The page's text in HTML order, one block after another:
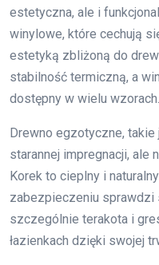
estetyczna, ale i
winylowe, które cechują
estetyką zbliżoną do
stabilność termiczną, a
dostępny w wielu wzorach.
Drewno egzotyczne, takie
starannej impregnacji, ale
Korek to cieplny i
zabezpieczeniu sprawdzi
szczególnie terakota i
łazienkach dzięki swojej